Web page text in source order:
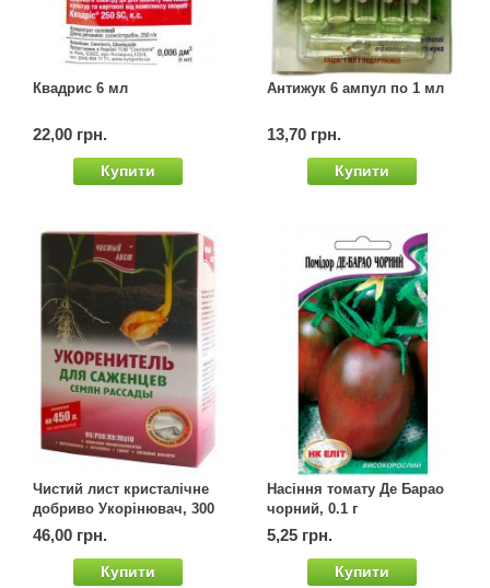
Квадрис 6 мл
22,00 грн.
Купити
Антижук 6 ампул по 1 мл
13,70 грн.
Купити
Чистий лист кристалічне
добриво Укорінювач, 300
г
46,00 грн.
Купити
Насіння томату Де Барао
чорний, 0.1 г
5,25 грн.
Купити
Семена цветов
Семена шпината
Элитные семена в банках
Средства защиты растений
Лидеры продаж
Купить семена - хиты продаж